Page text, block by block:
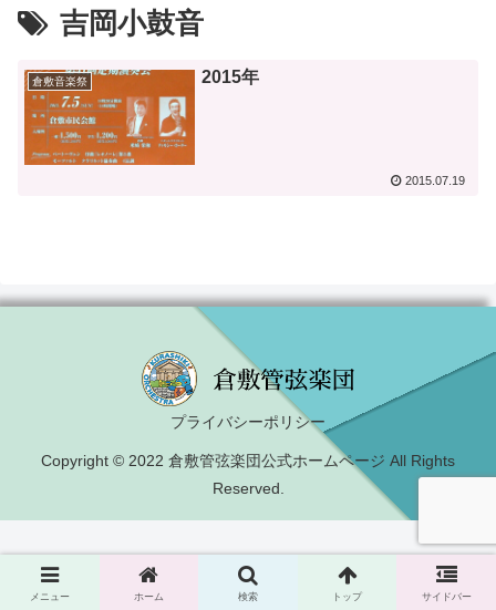
吉岡小鼓音
倉敷音楽祭 2015年
2015.07.19
プライバシーポリシー
Copyright © 2022 倉敷管弦楽団公式ホームページ All Rights
Reserved.
メニュー ホーム 検索 トップ サイドバー